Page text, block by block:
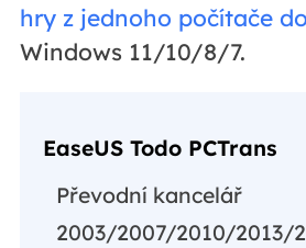
hry z jednoho počítače
Windows 11/10/8/7.
EaseUS Todo PCTrans
Převodní kancelář
2003/2007/2010/2013/